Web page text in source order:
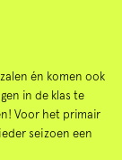
én komen ook
in de klas te
Voor het primair
seizoen een